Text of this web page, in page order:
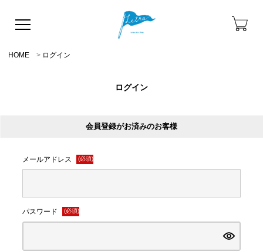
HOME ログイン
ログイン
会員登録がお済みのお客様
メールアドレス (必須)
パスワード (必須)